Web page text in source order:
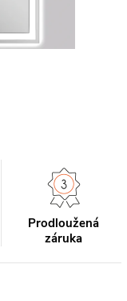
Prodloužená
záruka